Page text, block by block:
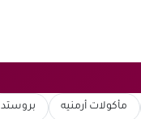
مأكولات أرمنيه بروستد